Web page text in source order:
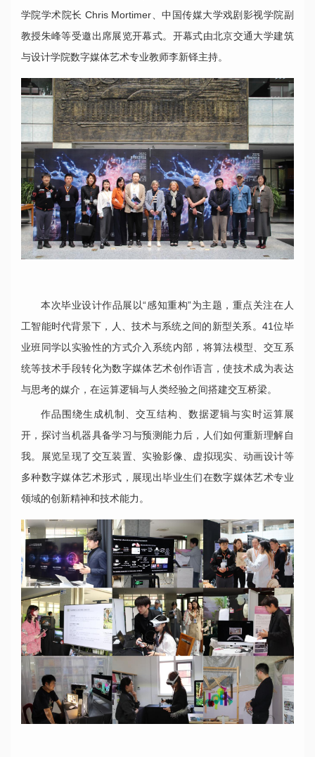
学院学术院长 Chris Mortimer、中国传媒大学戏剧影视学院副
教授朱峰等受邀出席展览开幕式。开幕式由北京交通大学建筑
与设计学院数字媒体艺术专业教师李新铎主持。
本次毕业设计作品展以“感知重构”为主题，重点关注在人
工智能时代背景下，人、技术与系统之间的新型关系。41位毕
业班同学以实验性的方式介入系统内部，将算法模型、交互系
统等技术手段转化为数字媒体艺术创作语言，使技术成为表达
与思考的媒介，在运算逻辑与人类经验之间搭建交互桥梁。
作品围绕生成机制、交互结构、数据逻辑与实时运算展
开，探讨当机器具备学习与预测能力后，人们如何重新理解自
我。展览呈现了交互装置、实验影像、虚拟现实、动画设计等
多种数字媒体艺术形式，展现出毕业生们在数字媒体艺术专业
领域的创新精神和技术能力。